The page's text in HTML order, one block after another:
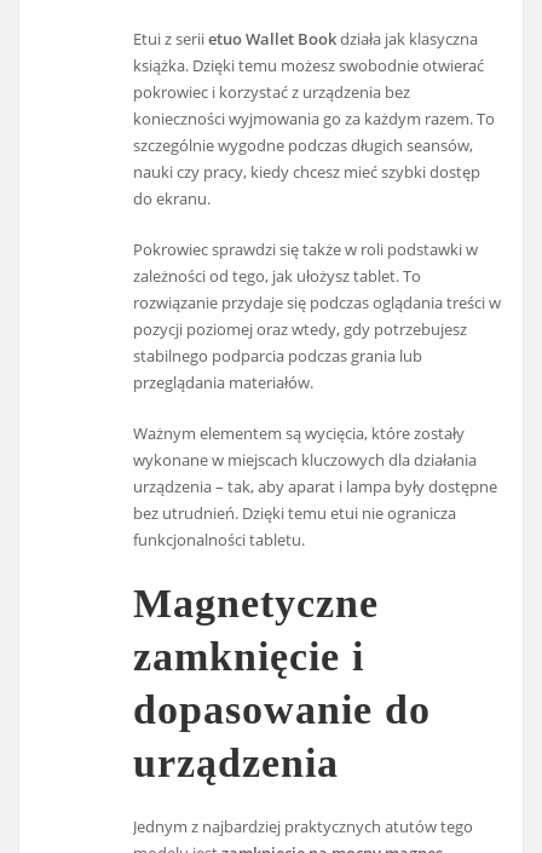
Etui z seriietuo Wallet Bookdziała jak klasyczna
książka. Dzięki temu możesz swobodnie otwierać
pokrowiec i korzystać z urządzenia bez
konieczności wyjmowania go za każdym razem. To
szczególnie wygodne podczas długich seansów,
nauki czy pracy, kiedy chcesz mieć szybki dostęp
do ekranu.
Pokrowiec sprawdzi się także w roli podstawki w
zależności od tego, jak ułożysz tablet. To
rozwiązanie przydaje się podczas oglądania treści w
pozycji poziomej oraz wtedy, gdy potrzebujesz
stabilnego podparcia podczas grania lub
przeglądania materiałów.
Ważnym elementem są wycięcia, które zostały
wykonane w miejscach kluczowych dla działania
urządzenia – tak, aby aparat i lampa były dostępne
bez utrudnień. Dzięki temu etui nie ogranicza
funkcjonalności tabletu.
Magnetyczne
zamknięcie i
dopasowanie do
urządzenia
Jednym z najbardziej praktycznych atutów tego